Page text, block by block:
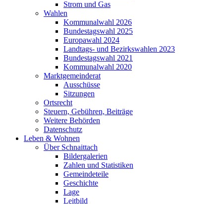
Strom und Gas
Wahlen
Kommunalwahl 2026
Bundestagswahl 2025
Europawahl 2024
Landtags- und Bezirkswahlen 2023
Bundestagswahl 2021
Kommunalwahl 2020
Marktgemeinderat
Ausschüsse
Sitzungen
Ortsrecht
Steuern, Gebühren, Beiträge
Weitere Behörden
Datenschutz
Leben & Wohnen
Über Schnaittach
Bildergalerien
Zahlen und Statistiken
Gemeindeteile
Geschichte
Lage
Leitbild